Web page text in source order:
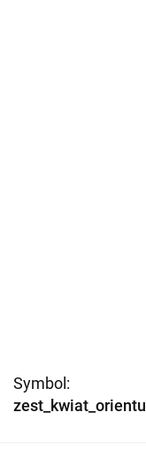
Symbol:
zest_kwiat_orientu